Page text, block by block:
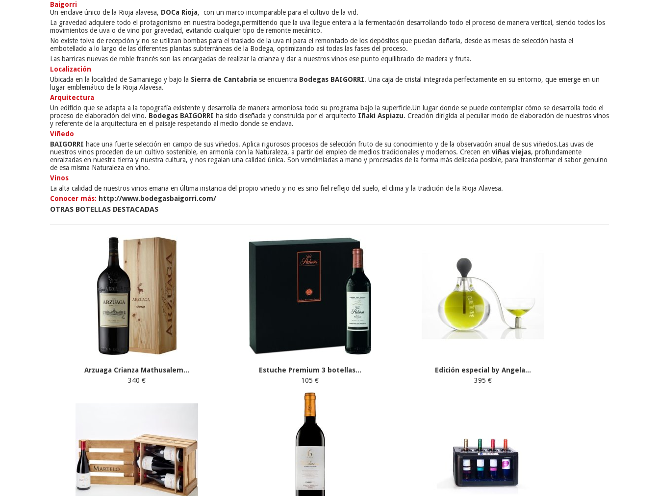
Baigorri
Un enclave único de la Rioja alavesa, DOCa Rioja, con un marco incomparable para el cultivo de la vid.
La gravedad adquiere todo el protagonismo en nuestra bodega,permitiendo que la uva llegue entera a la fermentación desarrollando todo el proceso de manera vertical, siendo todos los
movimientos de uva o de vino por gravedad, evitando cualquier tipo de remonte mecánico.
No existe tolva de recepción y no se utilizan bombas para el traslado de la uva ni para el remontado de los depósitos que puedan dañarla, desde as mesas de selección hasta el
embotellado a lo largo de las diferentes plantas subterráneas de la Bodega, optimizando así todas las fases del proceso.
Las barricas nuevas de roble francés son las encargadas de realizar la crianza y dar a nuestros vinos ese punto equilibrado de madera y fruta.
Localización
Ubicada en la localidad de Samaniego y bajo la Sierra de Cantabria se encuentra Bodegas BAIGORRI. Una caja de cristal integrada perfectamente en su entorno, que emerge en un
lugar emblemático de la Rioja Alavesa.
Arquitectura
Un edificio que se adapta a la topografía existente y desarrolla de manera armoniosa todo su programa bajo la superficie.Un lugar donde se puede contemplar cómo se desarrolla todo el
proceso de elaboración del vino. Bodegas BAIGORRI ha sido diseñada y construida por el arquitecto Iñaki Aspiazu. Creación dirigida al peculiar modo de elaboración de nuestros vinos
y referente de la arquitectura en el paisaje respetando al medio donde se enclava.
Viñedo
BAIGORRI hace una fuerte selección en campo de sus viñedos. Aplica rigurosos procesos de selección fruto de su conocimiento y de la observación anual de sus viñedos.Las uvas de
nuestros vinos proceden de un cultivo sostenible, en armonía con la Naturaleza, a partir del empleo de medios tradicionales y modernos. Crecen en viñas viejas, profundamente
enraizadas en nuestra tierra y nuestra cultura, y nos regalan una calidad única. Son vendimiadas a mano y procesadas de la forma más delicada posible, para transformar el sabor genuino
de esa misma Naturaleza en vino.
Vinos
La alta calidad de nuestros vinos emana en última instancia del propio viñedo y no es sino fiel reflejo del suelo, el clima y la tradición de la Rioja Alavesa.
Conocer más: http://www.bodegasbaigorri.com/
OTRAS BOTELLAS DESTACADAS
Arzuaga Crianza Mathusalem...
340 €
Estuche Premium 3 botellas...
105 €
Edición especial by Angela...
395 €